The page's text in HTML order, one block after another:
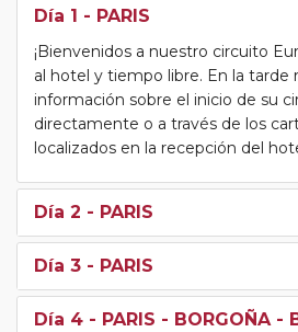
Día 1 - PARIS
¡Bienvenidos a nuestro circuito
al hotel y tiempo libre. En la tarde
información sobre el inicio de su
directamente o a través de los
localizados en la recepción del
Día 2 - PARIS
Día 3 - PARIS
Día 4 - PARIS - BORGOÑA -